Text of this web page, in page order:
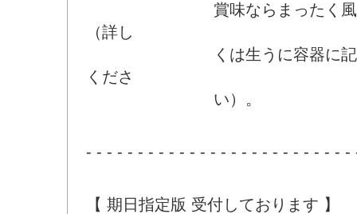
賞味ならまったく風味に
（詳し
くは生うに容器に記載の
くださ
い）。
- - - - - - - - - - - - - - - - - - - - - - - - - -
【 期日指定版 受付しております 】